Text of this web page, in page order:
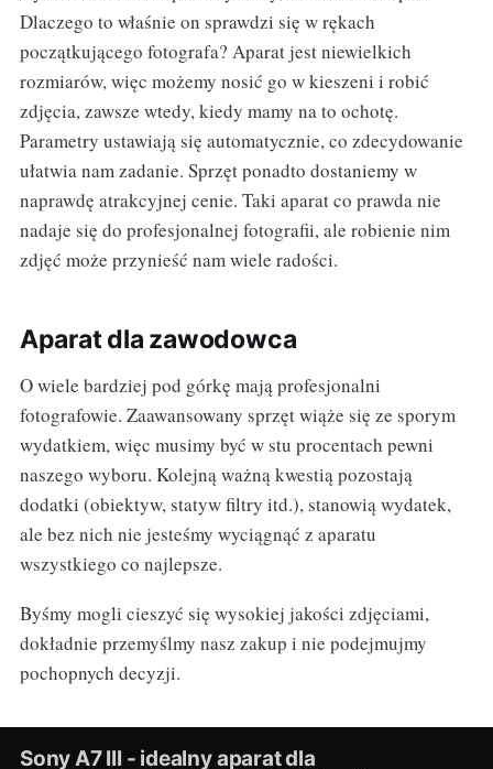
Dlaczego to właśnie on sprawdzi się w rękach
początkującego fotografa? Aparat jest niewielkich
rozmiarów, więc możemy nosić go w kieszeni i robić
zdjęcia, zawsze wtedy, kiedy mamy na to ochotę.
Parametry ustawiają się automatycznie, co zdecydowanie
ułatwia nam zadanie. Sprzęt ponadto dostaniemy w
naprawdę atrakcyjnej cenie. Taki aparat co prawda nie
nadaje się do profesjonalnej fotografii, ale robienie nim
zdjęć może przynieść nam wiele radości.
Aparat dla zawodowca
O wiele bardziej pod górkę mają profesjonalni
fotografowie. Zaawansowany sprzęt wiąże się ze sporym
wydatkiem, więc musimy być w stu procentach pewni
naszego wyboru. Kolejną ważną kwestią pozostają
dodatki (obiektyw, statyw filtry itd.), stanowią wydatek,
ale bez nich nie jesteśmy wyciągnąć z aparatu
wszystkiego co najlepsze.
Byśmy mogli cieszyć się wysokiej jakości zdjęciami,
dokładnie przemyślmy nasz zakup i nie podejmujmy
pochopnych decyzji.
Sony A7 III - idealny aparat dla